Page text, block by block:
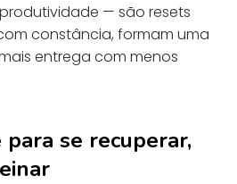
— são resets
constância, formam uma
entrega com menos
se recuperar,